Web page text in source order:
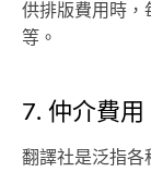
供排版費用時，
等。
7. 仲介費用
翻譯社是泛指各